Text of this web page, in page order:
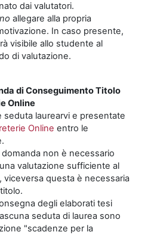
dai valutatori.
allegare alla propria
In caso presente,
visibile allo studente al
di valutazione.
di Conseguimento Titolo
Online
seduta laurearvi e presentate
Online entro le
non è necessario
valutazione sufficiente al
viceversa questa è necessaria
degli elaborati tesi
seduta di laurea sono
"scadenze per la